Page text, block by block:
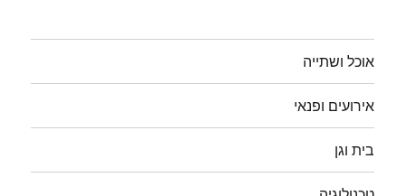
אוכל ושתייה
אירועים ופנאי
בית וגן